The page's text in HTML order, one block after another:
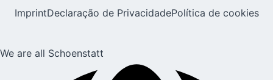
ImprintDeclaração de PrivacidadePolítica de cookies
We are all Schoenstatt